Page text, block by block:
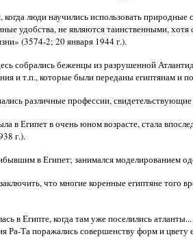
когда люди научились использовать
удобства, не являются таинственными,
(3574-2; 20 января 1944 г.).
собрались беженцы из разрушенной
и т.п., которые были переданы египтянам и
различные профессии,
в Египет в очень юном возрасте, стала
г.).
в Египет; занимался моделированием
что многие коренные египтяне того
в Египте, когда там уже поселились
Ра-Та поражались совершенству форм и цвету